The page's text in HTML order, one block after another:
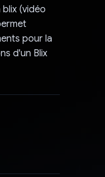
(vidéo
pour la
d'un Blix